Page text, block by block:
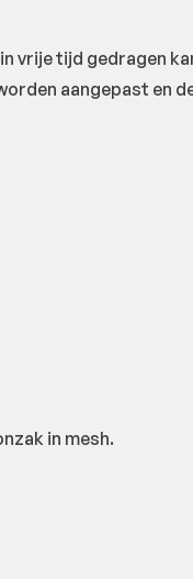
tijd gedragen
aangepast en
in mesh.